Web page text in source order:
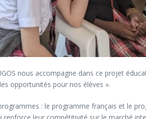
nous accompagne dans ce projet
opportunités pour nos élèves ».
: le programme français et le